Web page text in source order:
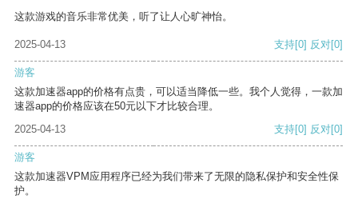
这款游戏的音乐非常优美，听了让人心旷神怡。
2025-04-13 支持[0] 反对[0]
游客
这款加速器app的价格有点贵，可以适当降低一些。我个人觉得，一款加
速器app的价格应该在50元以下才比较合理。
2025-04-13
支持[0] 反对[0]
游客
这款加速器VPM应用程序已经为我们带来了无限的隐私保护和安全性保
护。